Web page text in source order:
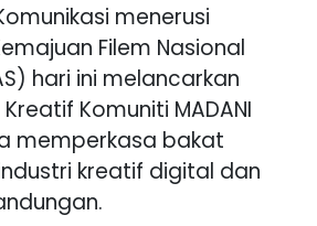
menerusi
Filem Nasional
hari ini melancarkan
Komuniti MADANI
memperkasa bakat
kreatif digital dan